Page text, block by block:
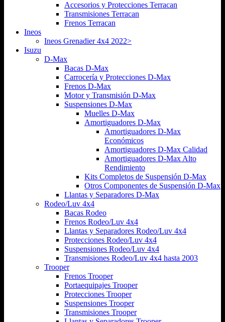
Accesorios y Protecciones Terracan
Transmisiones Terracan
Frenos Terracan
Ineos
Ineos Grenadier 4x4 2022>
Isuzu
D-Max
Bacas D-Max
Carrocería y Protecciones D-Max
Frenos D-Max
Motor y Transmisión D-Max
Suspensiones D-Max
Muelles D-Max
Amortiguadores D-Max
Amortiguadores D-Max
Económicos
Amortiguadores D-Max Calidad
Amortiguadores D-Max Alto
Rendimiento
Kits Completos de Suspensión D-Max
Otros Componentes de Suspensión D-Max
Llantas y Separadores D-Max
Rodeo/Luv 4x4
Bacas Rodeo
Frenos Rodeo/Luv 4x4
Llantas y Separadores Rodeo/Luv 4x4
Protecciones Rodeo/Luv 4x4
Suspensiones Rodeo/Luv 4x4
Transmisiones Rodeo/Luv 4x4 hasta 2003
Trooper
Frenos Trooper
Portaequipajes Trooper
Protecciones Trooper
Suspensiones Trooper
Transmisiones Trooper